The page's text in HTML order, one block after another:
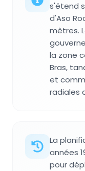
s'étend
d'Aso
mètres.
la zone
Bras,
et
radiales
La
années
pour